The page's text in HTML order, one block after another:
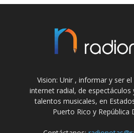
Vision: Unir , informar y ser
internet radial, de espectáculos
talentos musicales, en
Puerto Rico y República